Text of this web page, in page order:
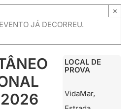
JÁ DECORREU.
×
LOCAL DE
PROVA
VidaMar,